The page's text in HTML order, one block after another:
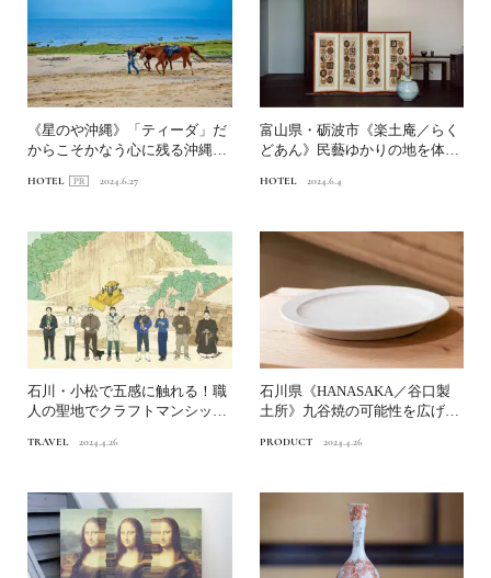
《星のや沖縄》「ティーダ」だ
からこそかなう心に残る沖縄の
HOTEL 2024.6.27
富山県・砺波市《楽土庵／らく
どあん》民藝ゆかりの地を体験
HOTEL 2024.6.4
石川・小松で五感に触れる！職
人の聖地でクラフトマンシップ
TRAVEL 2024.4.26
石川県《HANASAKA／谷口製
土所》九谷焼の可能性を広げ
PRODUCT 2024.4.26